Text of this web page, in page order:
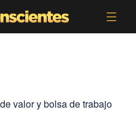
valor y bolsa de trabajo